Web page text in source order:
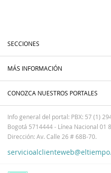
SECCIONES
MÁS INFORMACIÓN
CONOZCA NUESTROS PORTALES
Info general del portal: PBX: 57 (1)
Bogotá 5714444 - Línea Nacional 01
Dirección: Av. Calle 26 # 68B-70.